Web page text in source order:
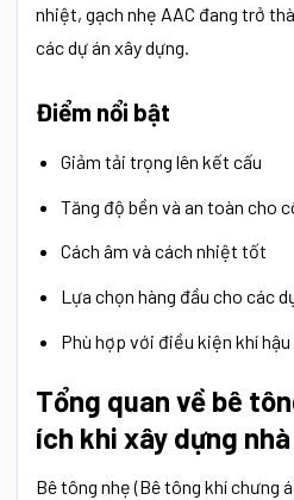
nhiệt, gạch nhẹ AAC đang trở
các dự án xây dựng.
Điểm nổi bật
Giảm tải trọng lên kết cấu
Tăng độ bền và an toàn cho
Cách âm và cách nhiệt tốt
Lựa chọn hàng đầu cho các
Phù hợp với điều kiện khí
Tổng quan về bê
ích khi xây dựng
Bê tông nhẹ (Bê tông khí chưng